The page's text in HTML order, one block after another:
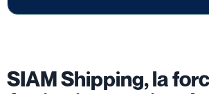
SIAM Shipping, la